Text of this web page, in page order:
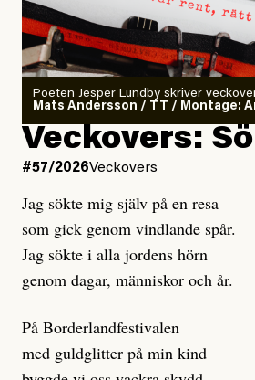
Poeten Jesper Lundby skriver
Mats Andersson / TT / Montage:
Veckovers:
#57/2026Veckovers
Jag sökte mig själv på en resa
som gick genom vindlande spår.
Jag sökte i alla jordens hörn
genom dagar, människor och år.
På Borderlandfestivalen
med guldglitter på min kind